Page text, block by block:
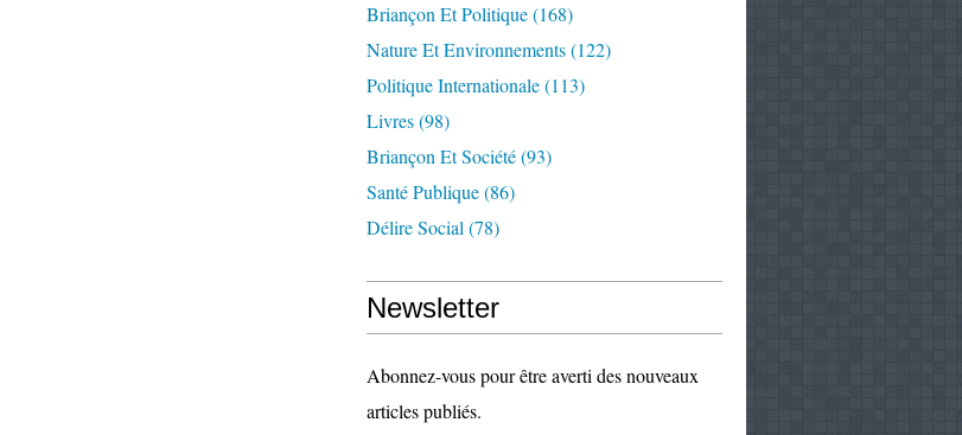
Briançon Et Politique(168)
Nature Et Environnements(122)
Politique Internationale(113)
Livres(98)
Briançon Et Société(93)
Santé Publique(86)
Délire Social (78)
Newsletter
Abonnez-vous pour être averti des nouveaux
articles publiés.